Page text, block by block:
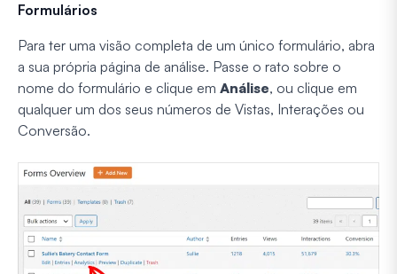
Formulários
Para ter uma visão completa de um único formulário, abra
a sua própria página de análise. Passe o rato sobre o
nome do formulário e clique em Análise, ou clique em
qualquer um dos seus números de Vistas, Interações ou
Conversão.